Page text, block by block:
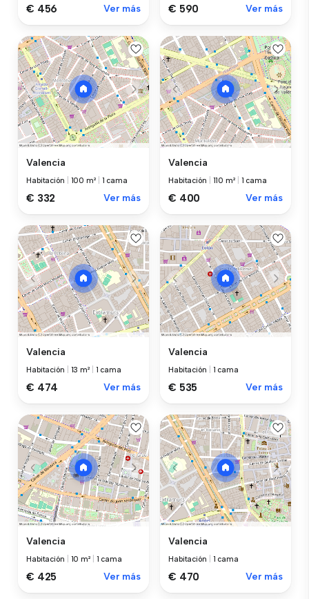
€ 456 Ver más € 590 Ver más
Valencia
Habitación 100 m² 1 cama
€ 332 Ver más
Valencia
Habitación 110 m² 1 cama
€ 400 Ver más
Valencia
Habitación 13 m² 1 cama
€ 474 Ver más
Valencia
Habitación 1 cama
€ 535 Ver más
Valencia
Habitación 10 m² 1 cama
€ 425 Ver más
Valencia
Habitación 1 cama
€ 470 Ver más